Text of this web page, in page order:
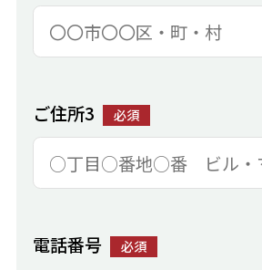
ご住所3 必須
電話番号 必須